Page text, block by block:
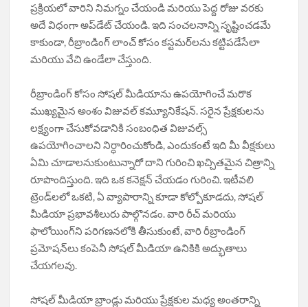
ప్రక్రియలో వారిని నిమగ్నం చేయండి మరియు పెద్ద రోజు వరకు
అదే విధంగా అప్‌డేట్ చేయండి. ఇది సంచలనాన్ని సృష్టించడమే
కాకుండా, రీబ్రాండింగ్ లాంచ్ కోసం కస్టమర్‌లను కట్టిపడేసేలా
మరియు వేచి ఉండేలా చేస్తుంది.
రీబ్రాండింగ్ కోసం సోషల్ మీడియాను ఉపయోగించే మరొక
ముఖ్యమైన అంశం విజువల్ కమ్యూనికేషన్. సరైన ప్రేక్షకులను
లక్ష్యంగా చేసుకోవడానికి సంబంధిత విజువల్స్
ఉపయోగించాలని నిర్ధారించుకోండి, ఎందుకంటే ఇది మీ వీక్షకులు
ఏమి చూడాలనుకుంటున్నారో దాని గురించి ఖచ్చితమైన చిత్రాన్ని
రూపొందిస్తుంది. ఇది ఒక కనెక్షన్ చేయడం గురించి. ఇటీవలి
ట్రెండ్‌లలో ఒకటి, ఏ వ్యాపారాన్ని కూడా కోల్పోకూడదు, సోషల్
మీడియా ప్రభావశీలురు పాల్గొనడం. వారి రీచ్ మరియు
ఫాలోయింగ్‌ని పరిగణనలోకి తీసుకుంటే, వారి రీబ్రాండింగ్
ప్రమోషన్‌లు కంపెనీ సోషల్ మీడియా ఉనికికి అద్భుతాలు
చేయగలవు.
సోషల్ మీడియా బ్రాండ్లు మరియు ప్రేక్షకుల మధ్య అంతరాన్ని